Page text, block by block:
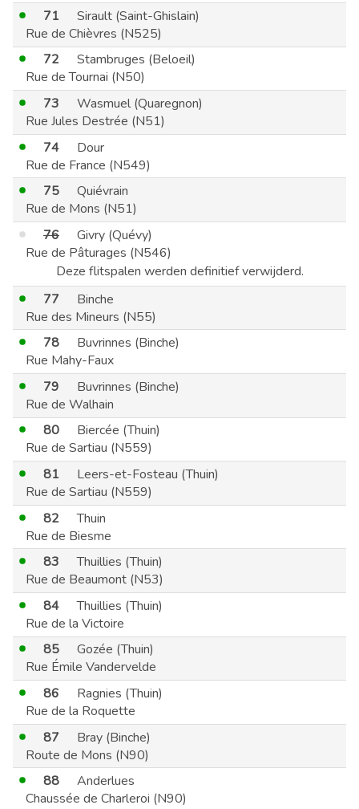
71
Sirault (Saint-Ghislain)
Rue de Chièvres (N525)
72
Stambruges (Beloeil)
Rue de Tournai (N50)
73
Wasmuel (Quaregnon)
Rue Jules Destrée (N51)
74
Dour
Rue de France (N549)
75
Quiévrain
Rue de Mons (N51)
76
Givry (Quévy)
Rue de Pâturages (N546)
Deze flitspalen werden definitief verwijderd.
77
Binche
Rue des Mineurs (N55)
78
Buvrinnes (Binche)
Rue Mahy-Faux
79
Buvrinnes (Binche)
Rue de Walhain
80
Biercée (Thuin)
Rue de Sartiau (N559)
81
Leers-et-Fosteau (Thuin)
Rue de Sartiau (N559)
82
Thuin
Rue de Biesme
83
Thuillies (Thuin)
Rue de Beaumont (N53)
84
Thuillies (Thuin)
Rue de la Victoire
85
Gozée (Thuin)
Rue Émile Vandervelde
86
Ragnies (Thuin)
Rue de la Roquette
87
Bray (Binche)
Route de Mons (N90)
88
Anderlues
Chaussée de Charleroi (N90)